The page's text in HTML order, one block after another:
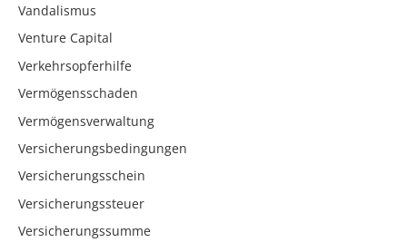
Vandalismus
Venture Capital
Verkehrsopferhilfe
Vermögensschaden
Vermögensverwaltung
Versicherungsbedingungen
Versicherungsschein
Versicherungssteuer
Versicherungssumme